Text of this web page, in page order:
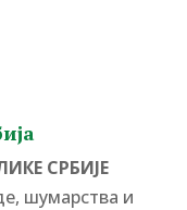
СРБИЈЕ
шумарства и